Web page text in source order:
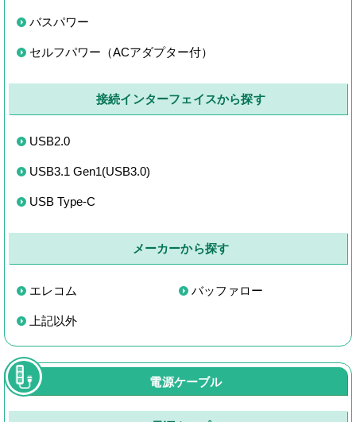
バスパワー
セルフパワー（ACアダプター付）
接続インターフェイスから探す
USB2.0
USB3.1 Gen1(USB3.0)
USB Type-C
メーカーから探す
エレコム バッファロー
上記以外
電源ケーブル